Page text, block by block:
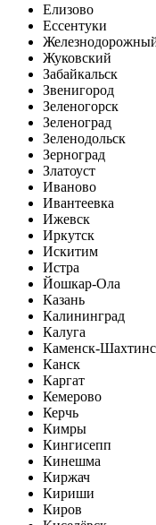
Елизово
Ессентуки
Жуковский
Забайкальск
Звенигород
Зеленогорск
Зеленоград
Зеленодольск
Зерноград
Златоуст
Иваново
Ивантеевка
Ижевск
Иркутск
Искитим
Истра
Йошкар-Ола
Казань
Калининград
Калуга
Каменск-
Канск
Каргат
Кемерово
Керчь
Кимры
Кингисепп
Кинешма
Киржач
Кириши
Киров